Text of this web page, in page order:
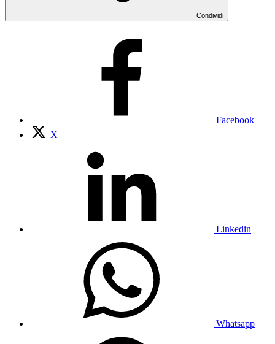
Condividi
Facebook
X
Linkedin
Whatsapp